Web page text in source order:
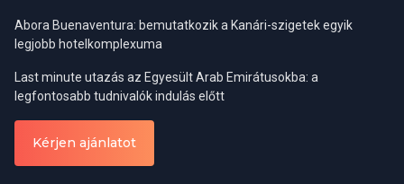
Abora Buenaventura: bemutatkozik a Kanári-szigetek egyik
legjobb hotelkomplexuma
Last minute utazás az Egyesült Arab Emirátusokba: a
legfontosabb tudnivalók indulás előtt
Kérjen ajánlatot